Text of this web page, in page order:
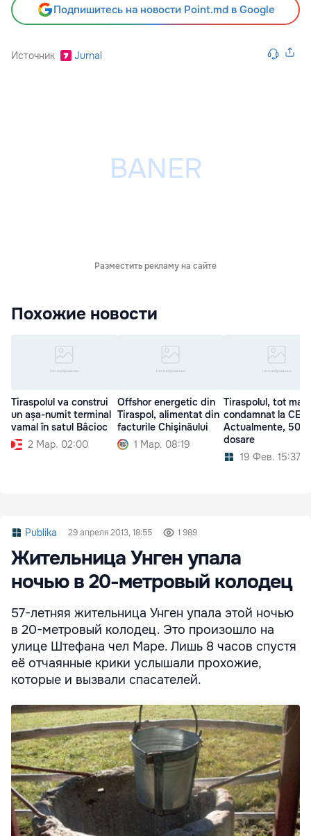
Подпишитесь на новости Point.md в Google
Источник Jurnal
Разместить рекламу на сайте
Похожие новости
Tiraspolul va construi
un așa-numit terminal
vamal în satul Bâcioc
2 Мар. 02:00
Offshor energetic din
Tiraspol, alimentat din
facturile Chişinăului
1 Мар. 08:19
Tiraspolul, tot mai
condamnat la
Actualmente, 50
dosare
19 Фев. 15:37
Publika 29 апреля 2013, 18:55 1 989
Жительница Унген упала
ночью в 20-метровый колодец
57-летняя жительница Унген упала этой ночью
в 20-метровый колодец. Это произошло на
улице Штефана чел Маре. Лишь 8 часов спустя
её отчаянные крики услышали прохожие,
которые и вызвали спасателей.